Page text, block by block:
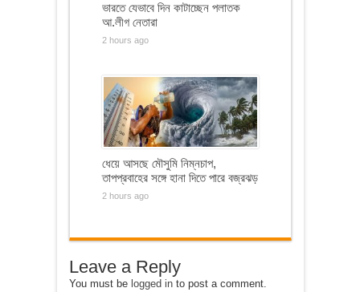
ভারতে যেভাবে দিন কাটাচ্ছেন পলাতক
আ.লীগ নেতারা
2 hours ago
ধেয়ে আসছে মৌসুমি নিম্নচাপ,
তাপপ্রবাহের সঙ্গে হানা দিতে পারে বজ্রঝড়
2 hours ago
Leave a Reply
You must be logged into post a comment.